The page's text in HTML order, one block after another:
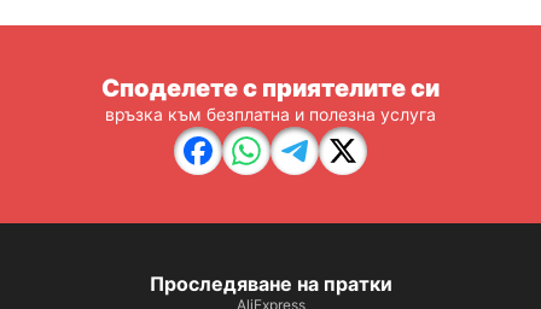
Споделете с приятелите си
връзка към безплатна и полезна услуга
Проследяване на пратки
AliExpress